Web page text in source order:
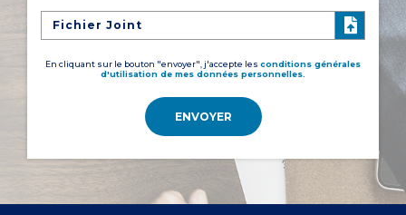
Fichier Joint
En cliquant sur le bouton "envoyer", j'accepte les conditions générales
d'utilisation de mes données personnelles.
ENVOYER